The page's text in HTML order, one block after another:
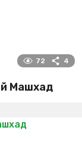
72 4
Машхад